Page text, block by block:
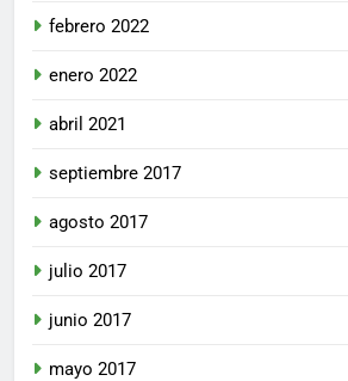
febrero 2022
enero 2022
abril 2021
septiembre 2017
agosto 2017
julio 2017
junio 2017
mayo 2017